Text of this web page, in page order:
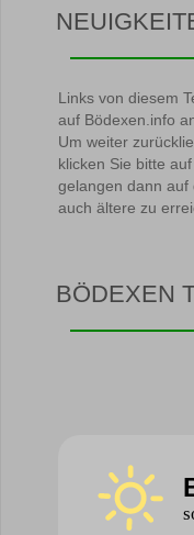
Links von diesem
auf Bödexen.info
Um weiter
klicken Sie bitte
gelangen dann auf
auch ältere zu
BÖDEXEN